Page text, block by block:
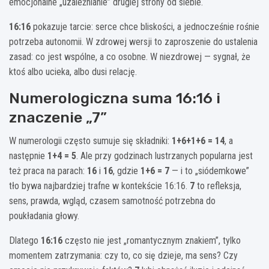
16:16 pokazuje tarcie: serce chce bliskości, a jednocześnie rośnie
potrzeba autonomii. W zdrowej wersji to zaproszenie do ustalenia
zasad: co jest wspólne, a co osobne. W niezdrowej — sygnał, że
ktoś albo ucieka, albo dusi relację.
Numerologiczna suma 16:16 i
znaczenie „7”
W numerologii często sumuje się składniki: 1+6+1+6 = 14, a
następnie 1+4 = 5. Ale przy godzinach lustrzanych popularna jest
też praca na parach: 16 i 16, gdzie 1+6 = 7 — i to „siódemkowe”
tło bywa najbardziej trafne w kontekście 16:16. 7 to refleksja,
sens, prawda, wgląd, czasem samotność potrzebna do
poukładania głowy.
Dlatego 16:16 często nie jest „romantycznym znakiem”, tylko
momentem zatrzymania: czy to, co się dzieje, ma sens? Czy